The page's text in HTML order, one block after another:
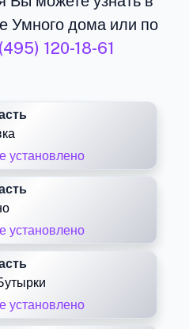
Умного дома или по
120-18-61
установлено
установлено
установлено